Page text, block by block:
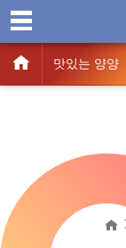
맛있는 양양